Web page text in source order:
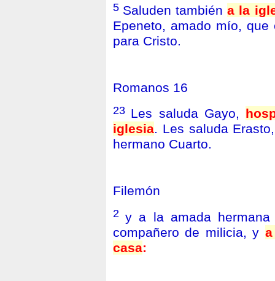
5 Saluden tambiéna la
Epeneto, amado mío,
para Cristo.
Romanos 16
23 Les saluda Gayo,
iglesia. Les saluda
hermano Cuarto.
Filemón
2y a la amada
compañero de milicia, y
casa: